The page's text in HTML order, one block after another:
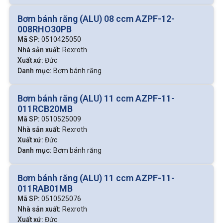
được áp suất từ 100–250 bar.
Với ưu điểm nhỏ gọn, giá thành rẻ, dễ bảo trì, hoạt động ổn
định, bơm bánh răng thường được sử dụng phổ biến hơn
trong các hệ thống có áp suất trung bình và lưu lượng cố
định.
Cấu tạo và nguyên lý hoạt động
Cấu tạo bơm bánh răng
Bơm bánh răng cấu tạo khá đơn giản và nhỏ gọn, gồm các
bộ phận chính:
chuyển động hút và đẩy dầu.
Vỏ bơm: Chứa toàn bộ cụm bánh răng, chịu áp suất và
bảo vệ hệ thống.
Trục bơm: Nối với động cơ hoặc motor thủy lực, truyền
Bơm bánh răng (ALU) 08 ccm AZPF-12-
008RHO30PB
Mã SP: 0510425050
Nhà sản xuất: Rexroth
Xuất xứ: Đức
Danh mục: Bơm bánh răng
Bơm bánh răng (ALU) 11 ccm AZPF-11-
011RCB20MB
Mã SP: 0510525009
Nhà sản xuất: Rexroth
Xuất xứ: Đức
Danh mục: Bơm bánh răng
Bơm bánh răng (ALU) 11 ccm AZPF-11-
011RAB01MB
Mã SP: 0510525076
Nhà sản xuất: Rexroth
Xuất xứ: Đức